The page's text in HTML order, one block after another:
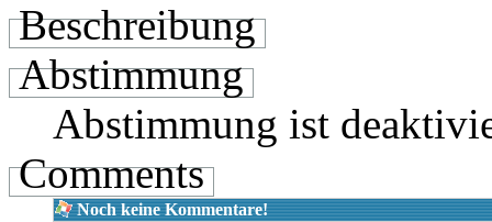
Beschreibung
Abstimmung
Abstimmung ist
Comments
Noch keine Kommentare!